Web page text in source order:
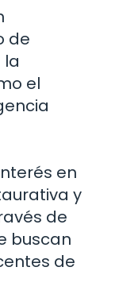
de
el
en
y
de
buscan
de